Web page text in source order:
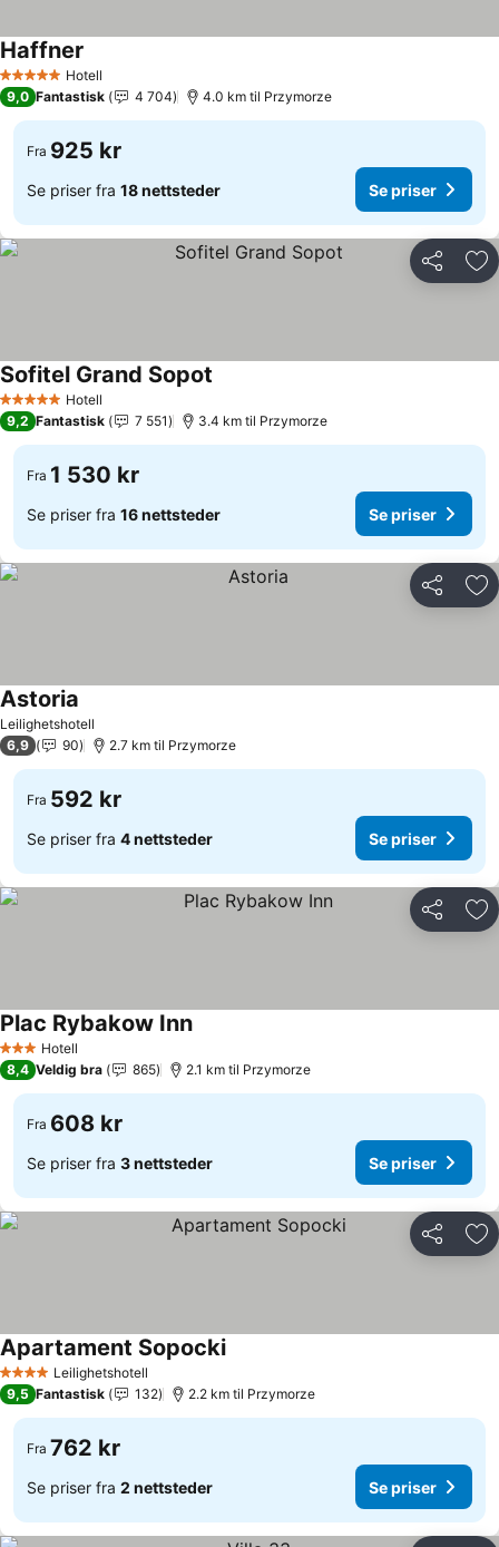
5 Stjerner Hotell
Haffner
9,0 Fantastisk 4 704 4.0 km til Przymorze
Fra 925 kr
Se priser fra 18 nettsteder Se priser
Del
5 Stjerner Hotell
Sofitel Grand Sopot
9,2 Fantastisk 7 551 3.4 km til Przymorze
Fra 1 530 kr
Se priser fra 16 nettsteder Se priser
Del
Leilighetshotell
Astoria
6,9 90 2.7 km til Przymorze
Fra 592 kr
Se priser fra 4 nettsteder Se priser
Del
3 StjernerHotell
Plac Rybakow InnSe priser
8,4 Veldig bra 865 2.1 km til Przymorze
Fra 608 kr
Se priser fra 3 nettsteder Se priser
Del
4 StjernerLeilighetshotell
Apartament SopockiSe priser
9,5 Fantastisk 132 2.2 km til Przymorze
Fra 762 kr
Se priser fra 2 nettsteder Se priser